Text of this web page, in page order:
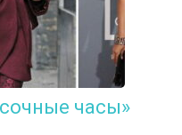
часы»